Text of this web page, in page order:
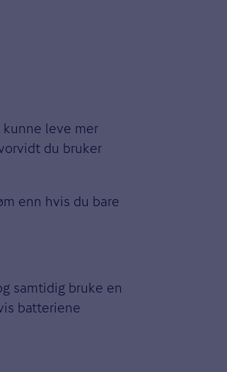
leve mer
du bruker
enn hvis du bare
samtidig bruke en
batteriene